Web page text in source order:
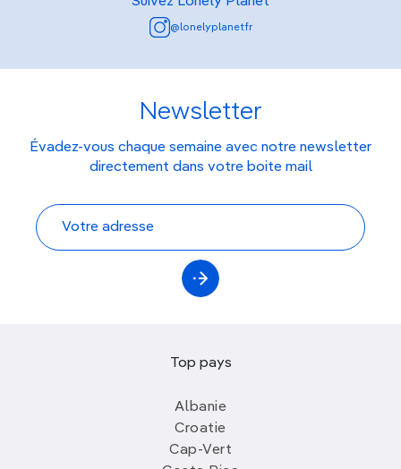
@lonelyplanetfr
Newsletter
Évadez-vous chaque semaine avec notre newsletter
directement dans votre boite mail
Top pays
Albanie
Croatie
Cap-Vert